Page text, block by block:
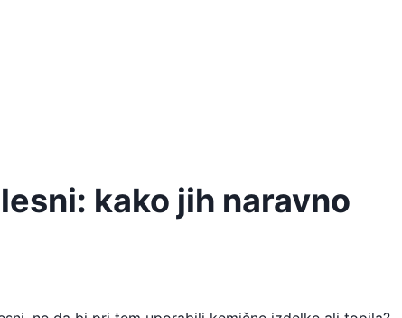
kako jih naravno